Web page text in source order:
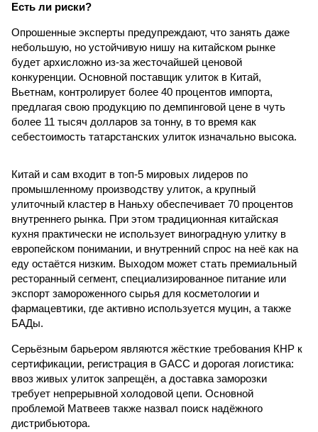
Есть ли риски?
Опрошенные эксперты предупреждают, что занять даже
небольшую, но устойчивую нишу на китайском рынке
будет архисложно из-за жесточайшей ценовой
конкуренции. Основной поставщик улиток в Китай,
Вьетнам, контролирует более 40 процентов импорта,
предлагая свою продукцию по демпинговой цене в чуть
более 11 тысяч долларов за тонну, в то время как
себестоимость татарстанских улиток изначально высока.
Китай и сам входит в топ-5 мировых лидеров по
промышленному производству улиток, а крупный
улиточный кластер в Наньху обеспечивает 70 процентов
внутреннего рынка. При этом традиционная китайская
кухня практически не использует виноградную улитку в
европейском понимании, и внутренний спрос на неё как на
еду остаётся низким. Выходом может стать премиальный
ресторанный сегмент, специализированное питание или
экспорт замороженного сырья для косметологии и
фармацевтики, где активно используется муцин, а также
БАДы.
Серьёзным барьером являются жёсткие требования КНР к
сертификации, регистрация в GACC и дорогая логистика:
ввоз живых улиток запрещён, а доставка заморозки
требует непрерывной холодовой цепи. Основной
проблемой Матвеев также назвал поиск надёжного
дистрибьютора.